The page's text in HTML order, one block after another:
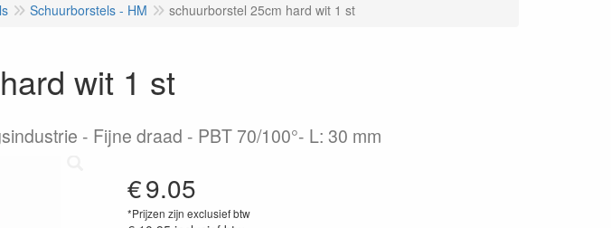
Schuurborstels - HM schuurborstel 25cm hard wit 1 st
wit 1 st
- Fijne draad - PBT 70/100°- L: 30 mm
€9.05
*Prijzen zijn exclusief btw